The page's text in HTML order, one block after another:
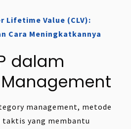
Lifetime Value (CLV):
Cara Meningkatkannya
dalam
management, metode
taktis yang membantu